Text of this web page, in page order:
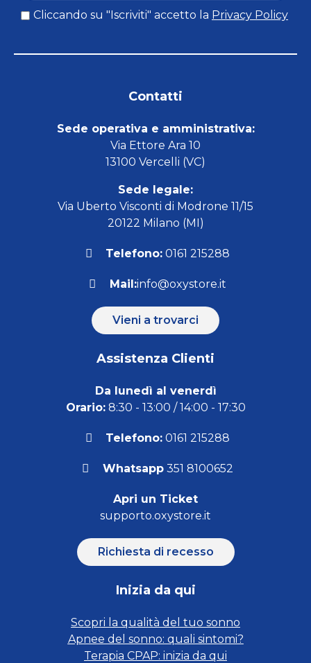
Cliccando su "Iscriviti" accetto la Privacy Policy
Contatti
Sede operativa e amministrativa:
Via Ettore Ara 10
13100 Vercelli (VC)
Sede legale:
Via Uberto Visconti di Modrone 11/15
20122 Milano (MI)
Telefono: 0161 215288
Mail:info@oxystore.it
Vieni a trovarci
Assistenza Clienti
Da lunedì al venerdì
Orario:8:30 - 13:00 / 14:00 - 17:30
Telefono: 0161 215288
Whatsapp351 8100652
Apri un Ticket
supporto.oxystore.it
Richiesta di recesso
Inizia da qui
Scopri la qualità del tuo sonno
Apnee del sonno: quali sintomi?
Terapia CPAP: inizia da qui